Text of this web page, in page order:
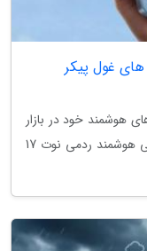
نوت 17 با باتری های غول پیکر
هوشمند خود در بازار
چین پرده برداشته است. در این رویداد، گوشی هوشمند ردمی نوت 17